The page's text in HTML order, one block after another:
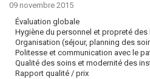
09 novembre 2015
Évaluation globale
Hygiène du personnel et propreté des
Organisation (séjour, planning des
Politesse et communication avec le
Qualité des soins et modernité des
Rapport qualité / prix